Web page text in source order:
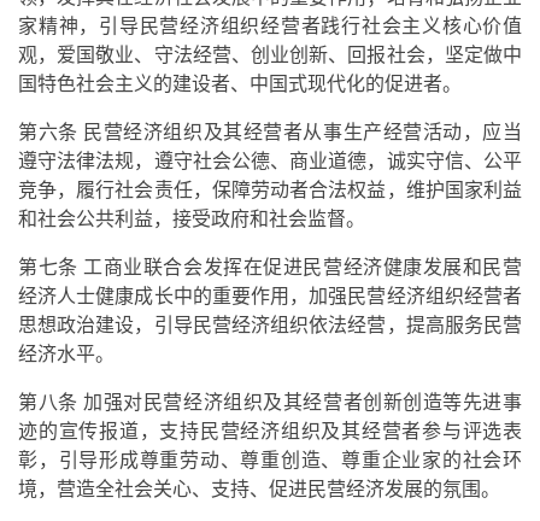
家精神，引导民营经济组织经营者践行社会主义核心价值
观，爱国敬业、守法经营、创业创新、回报社会，坚定做中
国特色社会主义的建设者、中国式现代化的促进者。
第六条 民营经济组织及其经营者从事生产经营活动，应当
遵守法律法规，遵守社会公德、商业道德，诚实守信、公平
竞争，履行社会责任，保障劳动者合法权益，维护国家利益
和社会公共利益，接受政府和社会监督。
第七条 工商业联合会发挥在促进民营经济健康发展和民营
经济人士健康成长中的重要作用，加强民营经济组织经营者
思想政治建设，引导民营经济组织依法经营，提高服务民营
经济水平。
第八条 加强对民营经济组织及其经营者创新创造等先进事
迹的宣传报道，支持民营经济组织及其经营者参与评选表
彰，引导形成尊重劳动、尊重创造、尊重企业家的社会环
境，营造全社会关心、支持、促进民营经济发展的氛围。